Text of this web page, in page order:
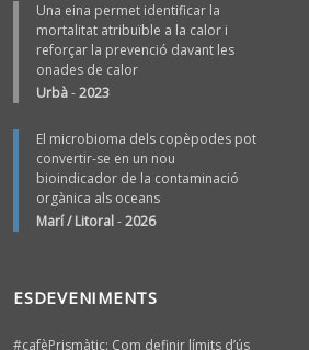
Una eina permet identificar la
mortalitat atribuïble a la calor i
reforçar la prevenció davant les
onades de calor
Urbà-2023
El microbioma dels copèpodes pot
convertir-se en un nou
bioindicador de la contaminació
orgànica als oceans
Marí / Litoral-2026
ESDEVENIMENTS
#cafèPrismàtic: Com definir límits d’ús